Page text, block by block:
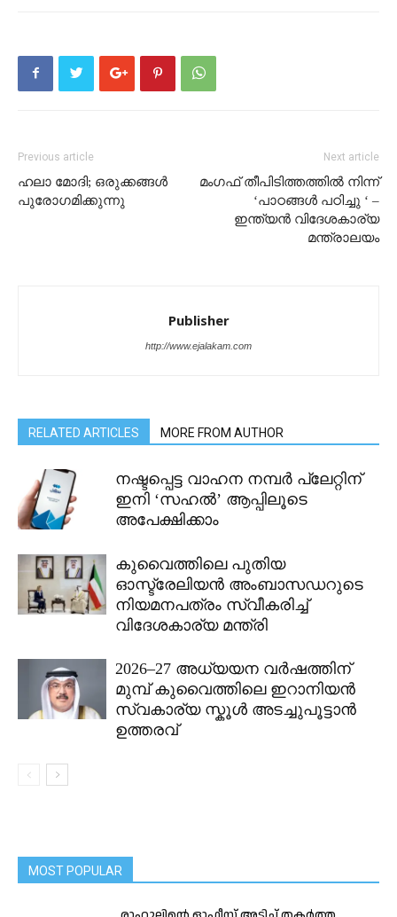
Previous article
ഹലാ മോദി; ഒരുക്കങ്ങൾ
പുരോഗമിക്കുന്നു
Next article
മംഗഫ് തീപിടിത്തത്തിൽ നിന്ന്
‘പാഠങ്ങൾ പഠിച്ചു ‘ –
ഇന്ത്യൻ വിദേശകാര്യ
മന്ത്രാലയം
Publisher
http://www.ejalakam.com
RELATED ARTICLES MORE FROM AUTHOR
നഷ്ടപ്പെട്ട വാഹന നമ്പർ പ്ലേറ്റിന്
ഇനി ‘സഹൽ’ ആപ്പിലൂടെ
അപേക്ഷിക്കാം
കുവൈത്തിലെ പുതിയ
ഓസ്ട്രേലിയൻ അംബാസഡറുടെ
നിയമനപത്രം സ്വീകരിച്ച്
വിദേശകാര്യ മന്ത്രി
2026–27 അധ്യയന വർഷത്തിന്
മുമ്പ് കുവൈത്തിലെ ഇറാനിയൻ
സ്വകാര്യ സ്കൂൾ അടച്ചുപൂട്ടാൻ
ഉത്തരവ്
MOST POPULAR